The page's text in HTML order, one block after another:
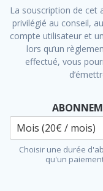
La souscription de cet
privilégié au conseil,
compte utilisateur et
lors qu’un
effectué, vous
Choisir une durée
qu'un